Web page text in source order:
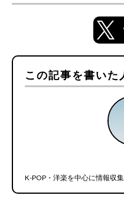
この記事を書いた
K-POP・洋楽を中心に情報収集